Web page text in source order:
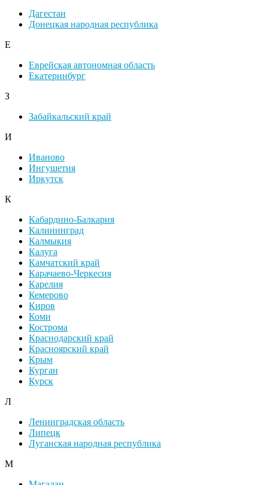
Дагестан
Донецкая народная республика
Е
Еврейская автономная область
Екатеринбург
З
Забайкальский край
И
Иваново
Ингушетия
Иркутск
К
Кабардино-Балкария
Калининград
Калмыкия
Калуга
Камчатский край
Карачаево-Черкесия
Карелия
Кемерово
Киров
Коми
Кострома
Краснодарский край
Красноярский край
Крым
Курган
Курск
Л
Ленинградская область
Липецк
Луганская народная республика
М